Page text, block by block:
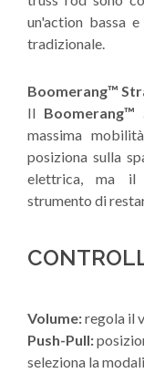
un'action bassa
tradizionale.
Boomerang™
Il Boomerang™
massima
posiziona sulla
elettrica, ma il
strumento di
Volume:regola il
Push-Pull:
seleziona la